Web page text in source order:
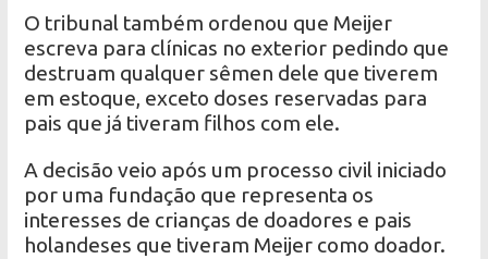
O tribunal também ordenou que Meijer
escreva para clínicas no exterior pedindo que
destruam qualquer sêmen dele que tiverem
em estoque, exceto doses reservadas para
pais que já tiveram filhos com ele.
A decisão veio após um processo civil iniciado
por uma fundação que representa os
interesses de crianças de doadores e pais
holandeses que tiveram Meijer como doador.